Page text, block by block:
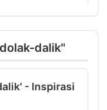
dalik"
- Inspirasi